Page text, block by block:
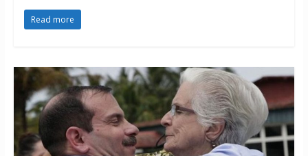
Read more